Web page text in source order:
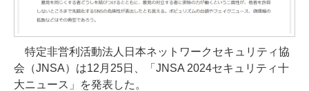
特定非営利活動法人日本ネットワークセキュリティ協
会（JNSA）は12月25日、「JNSA 2024セキュリティ十
大ニュース」を発表した。